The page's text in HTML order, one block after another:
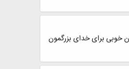
خوبی برای خدای بزرگمون